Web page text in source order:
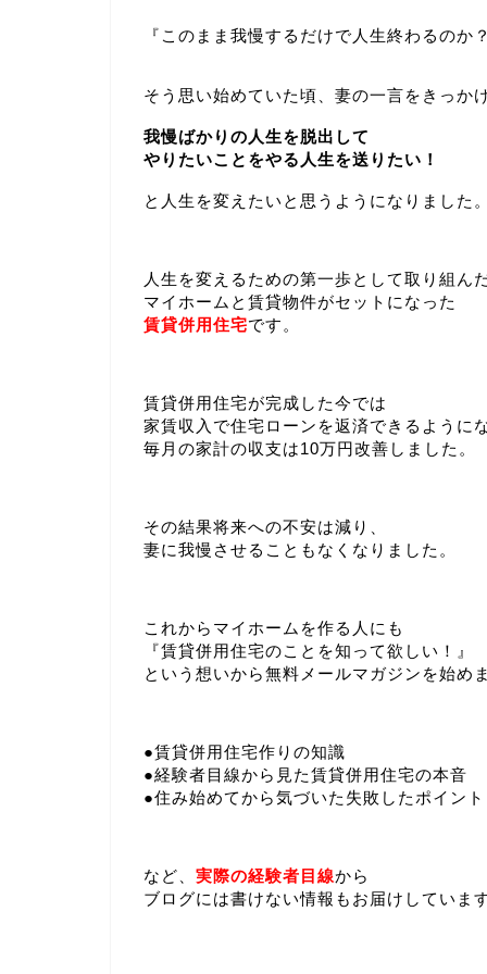
『このまま我慢するだけで人生終わるのか？
そう思い始めていた頃、妻の一言をきっか
我慢ばかりの人生を脱出して
やりたいことをやる人生を送りたい！
と人生を変えたいと思うようになりました。
人生を変えるための第一歩として取り組ん
マイホームと賃貸物件がセットになった
賃貸併用住宅です。
賃貸併用住宅が完成した今では
家賃収入で住宅ローンを返済できるようにな
毎月の家計の収支は10万円改善しました。
その結果将来への不安は減り、
妻に我慢させることもなくなりました。
これからマイホームを作る人にも
『賃貸併用住宅のことを知って欲しい！』
という想いから無料メールマガジンを始め
●賃貸併用住宅作りの知識
●経験者目線から見た賃貸併用住宅の本音
●住み始めてから気づいた失敗したポイント
など、 実際の経験者目線から
ブログには書けない情報もお届けしています